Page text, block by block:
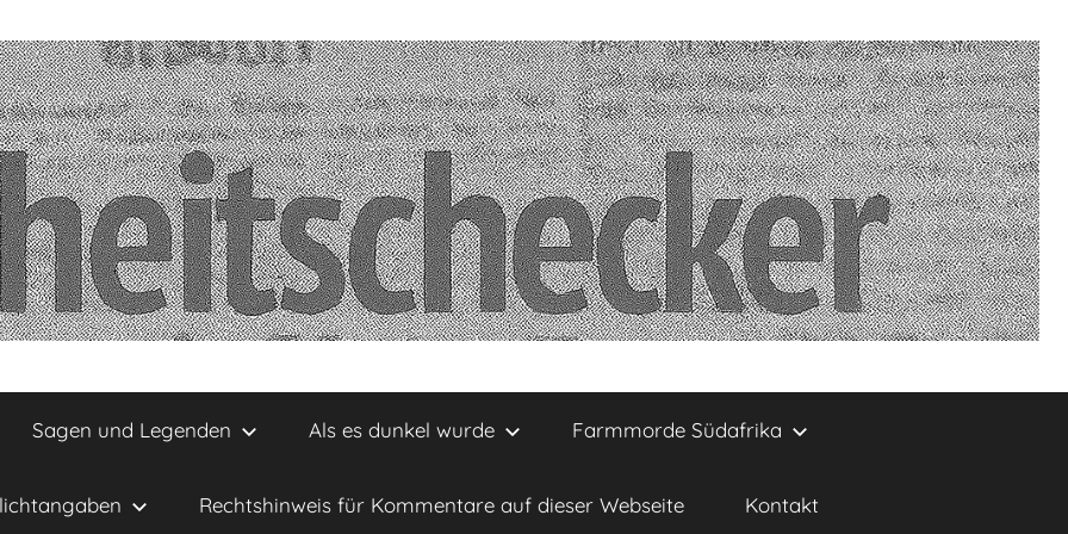
Sagen und Legenden Als es dunkel wurde Farmmorde Südafrika
Rechtshinweis für Kommentare auf dieser Webseite Kontakt